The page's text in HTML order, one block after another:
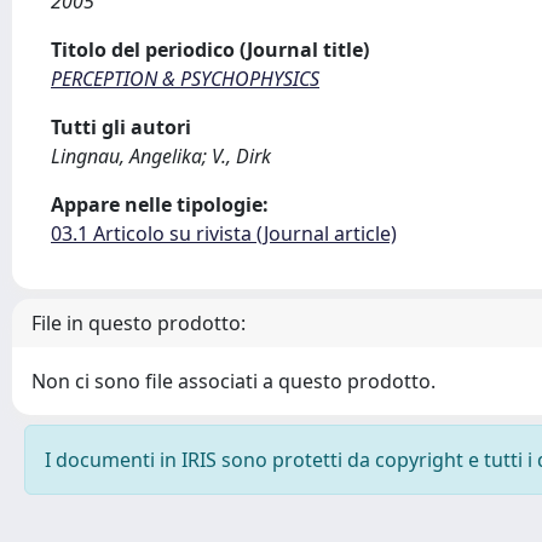
Titolo del periodico (Journal title)
PERCEPTION & PSYCHOPHYSICS
Tutti gli autori
Lingnau, Angelika; V., Dirk
Appare nelle tipologie:
03.1 Articolo su rivista (Journal article)
File in questo prodotto:
Non ci sono file associati a questo prodotto.
I documenti in IRIS sono protetti da copyright e tutti